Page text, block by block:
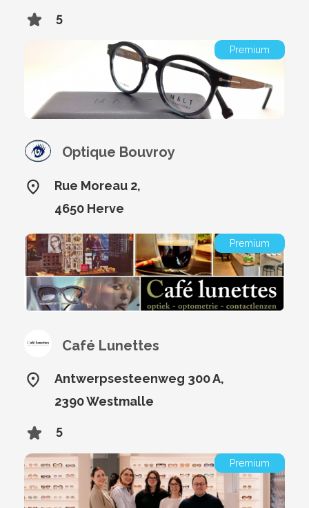
5
Premium
Optique Bouvroy
Rue Moreau 2,
4650 Herve
Premium
Café Lunettes
Antwerpsesteenweg 300 A,
2390 Westmalle
5
Premium